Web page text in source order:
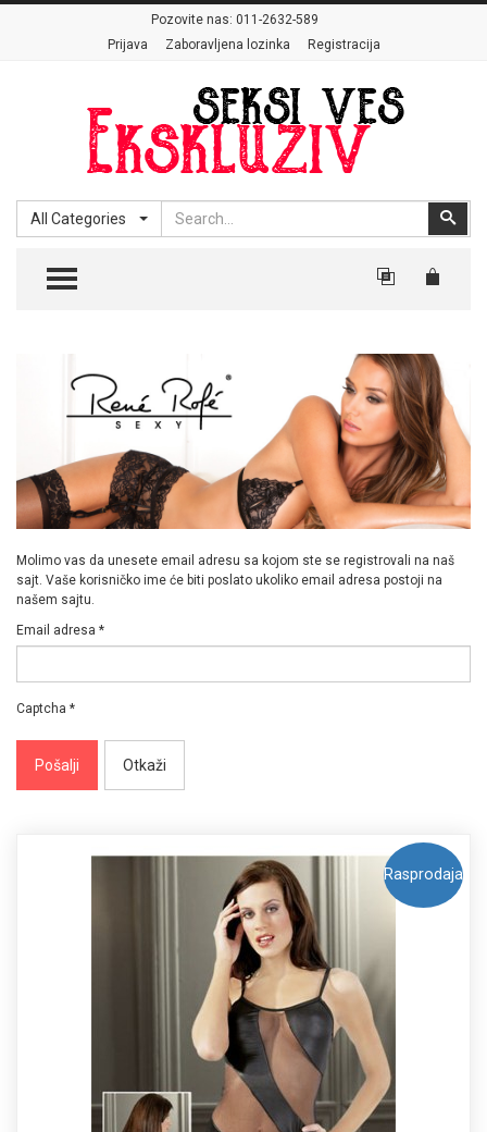
Pozovite nas: 011-2632-589
Prijava
Zaboravljena lozinka Registracija
All Categories
Search
TOGGLE MENU
Molimo vas da unesete email adresu sa kojom ste se registrovali na naš
sajt. Vaše korisničko ime će biti poslato ukoliko email adresa postoji na
našem sajtu.
Email adresa *
Captcha *
Pošalji Otkaži
Rasprodaja